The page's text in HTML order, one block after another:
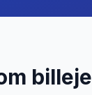
billeje